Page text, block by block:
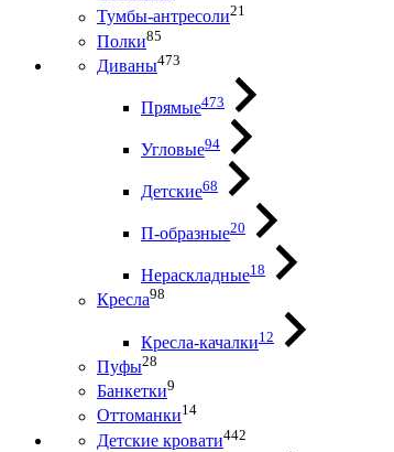
Тумбы-антресоли21
Полки85
Диваны473
Прямые473
Угловые94
Детские68
П-образные20
Нераскладные18
Кресла98
Кресла-качалки12
Пуфы28
Банкетки9
Оттоманки14
Детские кровати442